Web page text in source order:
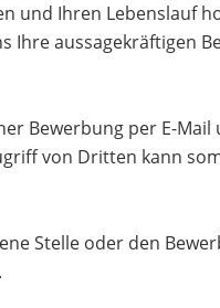
und Ihren Lebenslauf
Ihre aussagekräftigen
Bewerbung per E-
von Dritten kann
Stelle oder den